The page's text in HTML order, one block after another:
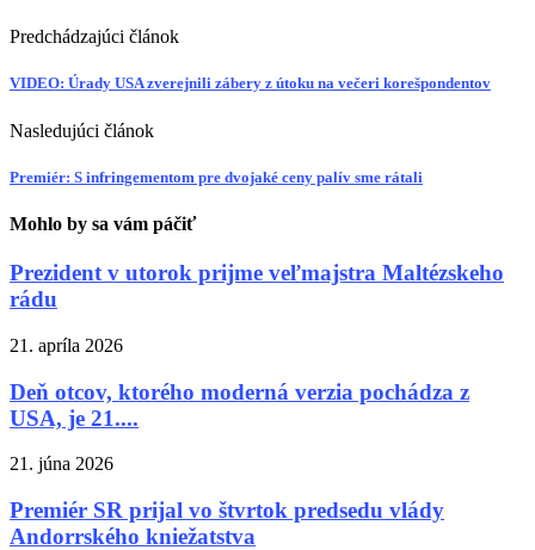
Predchádzajúci článok
VIDEO: Úrady USA zverejnili zábery z útoku na večeri korešpondentov
Nasledujúci článok
Premiér: S infringementom pre dvojaké ceny palív sme rátali
Mohlo by sa vám páčiť
Prezident v utorok prijme veľmajstra Maltézskeho
rádu
21. apríla 2026
Deň otcov, ktorého moderná verzia pochádza z
USA, je 21....
21. júna 2026
Premiér SR prijal vo štvrtok predsedu vlády
Andorrského kniežatstva